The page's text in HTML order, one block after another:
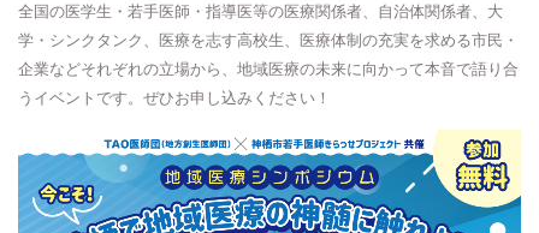
全国の医学生・若手医師・指導医等の医療関係者、自治体関係者、大
学・シンクタンク、医療を志す高校生、医療体制の充実を求める市民・
企業などそれぞれの立場から、地域医療の未来に向かって本音で語り合
うイベントです。ぜひお申し込みください！